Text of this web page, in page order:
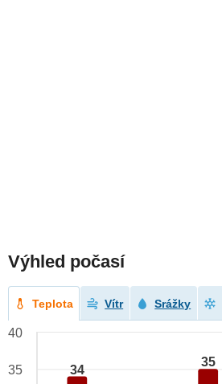
Výhled počasí
Teplota Vítr Srážky
34
35
40
35